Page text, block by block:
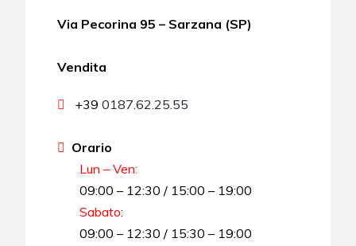
Via Pecorina 95 – Sarzana (SP)
Vendita
+390187.62.25.55
Orario
Lun – Ven:
09:00 – 12:30 / 15:00 – 19:00
Sabato:
09:00 – 12:30 / 15:30 – 19:00